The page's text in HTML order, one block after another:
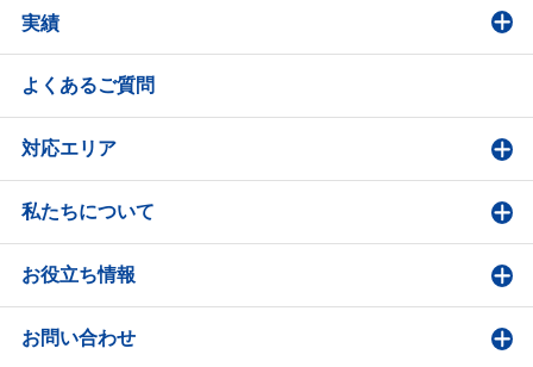
実績
よくあるご質問
対応エリア
私たちについて
お役立ち情報
お問い合わせ